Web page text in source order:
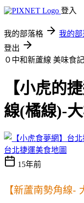
登入
我的部落格 我的
登出
０中和新蘆線 美味食記
【小虎的
線(橘線)-
台北捷運美食地圖
15年前
【新蘆南勢角線-